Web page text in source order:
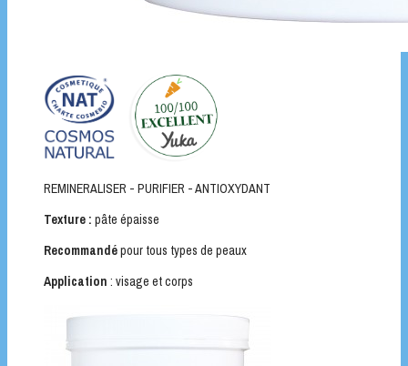
REMINERALISER - PURIFIER - ANTIOXYDANT
Texture : pâte épaisse
Recommandépour tous types de peaux
Application : visage et corps